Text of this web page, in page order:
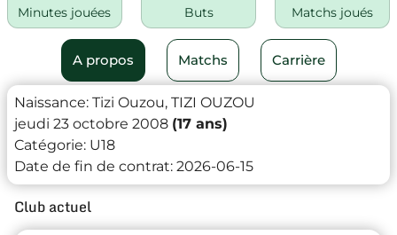
Minutes jouées Buts Matchs joués
A propos Matchs Carrière
Naissance: Tizi Ouzou, TIZI OUZOU
jeudi 23 octobre 2008 (17 ans)
Catégorie: U18
Date de fin de contrat: 2026-06-15
Club actuel